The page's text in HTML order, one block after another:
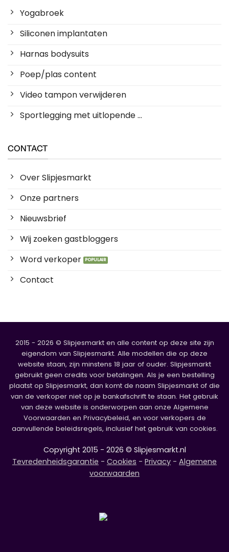
Yogabroek
Siliconen implantaten
Harnas bodysuits
Poep/plas content
Video tampon verwijderen
Sportlegging met uitlopende ...
CONTACT
Over Slipjesmarkt
Onze partners
Nieuwsbrief
Wij zoeken gastbloggers
Word verkoper
Contact
2015 - 2026 © Slipjesmarkt en alle content op deze site zijn
eigendom van Slipjesmarkt. Alle modellen die op deze
website staan, zijn minstens 18 jaar of ouder. Slipjesmarkt
gebruikt geen credits voor betalingen. Als je een bestelling
plaatst op Slipjesmarkt, dan komt de naam Slipjesmarkt of die
van de verkoper niet op je bankafschrift te staan. Het gebruik
van deze website is onderworpen aan onze Algemene
Voorwaarden en Privacybeleid, en voor verkopers de
aanvullende beleidsregels, inclusief het gebruik van cookies.
Copyright 2015 - 2026 © Slipjesmarkt.nl
Tevredenheidsgarantie - Cookies - Privacy - Algemene
voorwaarden